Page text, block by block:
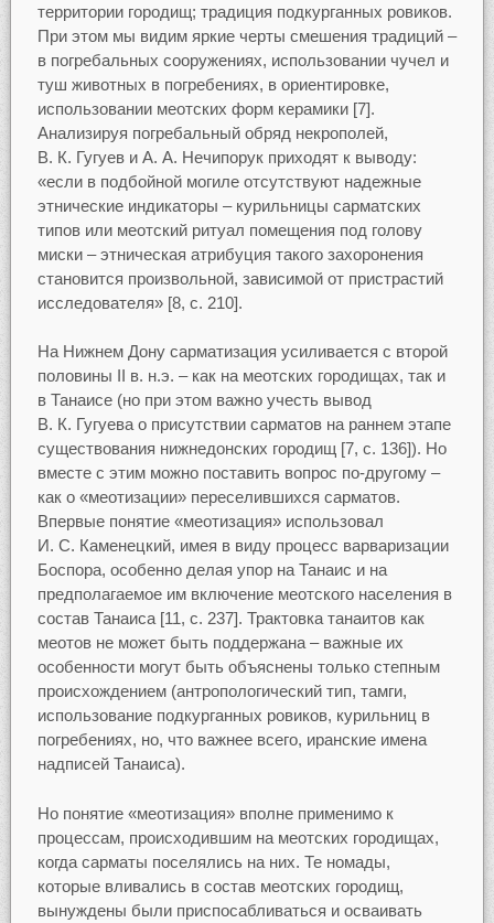
территории городищ; традиция подкурганных ровиков.
При этом мы видим яркие черты смешения традиций –
в погребальных сооружениях, использовании чучел и
туш животных в погребениях, в ориентировке,
использовании меотских форм керамики [7].
Анализируя погребальный обряд некрополей,
В. К. Гугуев и А. А. Нечипорук приходят к выводу:
«если в подбойной могиле отсутствуют надежные
этнические индикаторы – курильницы сарматских
типов или меотский ритуал помещения под голову
миски – этническая атрибуция такого захоронения
становится произвольной, зависимой от пристрастий
исследователя» [8, c. 210].
На Нижнем Дону сарматизация усиливается с второй
половины II в. н.э. – как на меотских городищах, так и
в Танаисе (но при этом важно учесть вывод
В. К. Гугуева о присутствии сарматов на раннем этапе
существования нижнедонских городищ [7, c. 136]). Но
вместе с этим можно поставить вопрос по-другому –
как о «меотизации» переселившихся сарматов.
Впервые понятие «меотизация» использовал
И. С. Каменецкий, имея в виду процесс варваризации
Боспора, особенно делая упор на Танаис и на
предполагаемое им включение меотского населения в
состав Танаиса [11, c. 237]. Трактовка танаитов как
меотов не может быть поддержана – важные их
особенности могут быть объяснены только степным
происхождением (антропологический тип, тамги,
использование подкурганных ровиков, курильниц в
погребениях, но, что важнее всего, иранские имена
надписей Танаиса).
Но понятие «меотизация» вполне применимо к
процессам, происходившим на меотских городищах,
когда сарматы поселялись на них. Те номады,
которые вливались в состав меотских городищ,
вынуждены были приспосабливаться и осваивать